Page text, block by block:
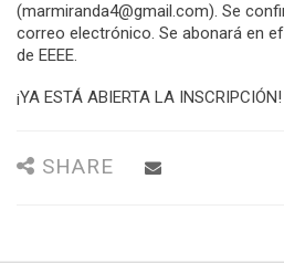
(marmiranda4@gmail.com). Se
correo electrónico. Se abonará en
de EEEE.
¡YA ESTÁ ABIERTA LA INSCRIPCIÓN!
SHARE